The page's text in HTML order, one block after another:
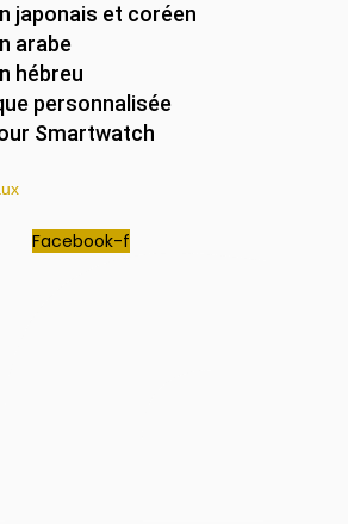
japonais et coréen
arabe
hébreu
personnalisée
Smartwatch
Facebook-f